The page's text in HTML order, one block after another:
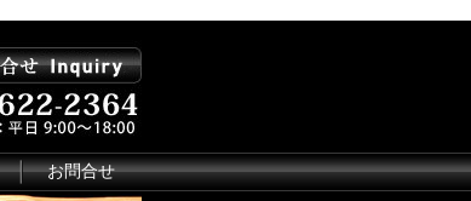
お問合せ